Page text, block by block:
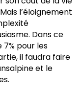
l’éloignement
Dans ce
7% pour les
il faudra faire
et le